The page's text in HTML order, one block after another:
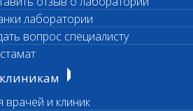
лаборатории
вопрос специалисту
врачей и клиник
исследования